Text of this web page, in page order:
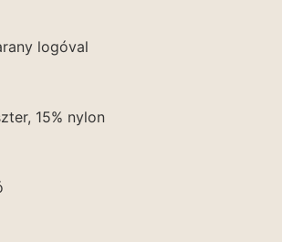
logóval
15% nylon